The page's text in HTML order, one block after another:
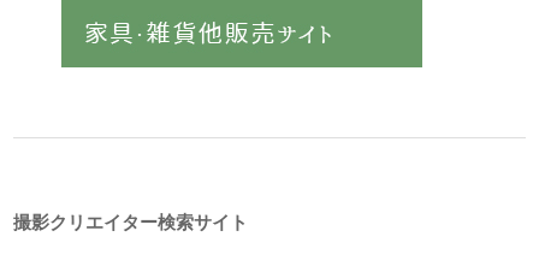
撮影クリエイター検索サイト